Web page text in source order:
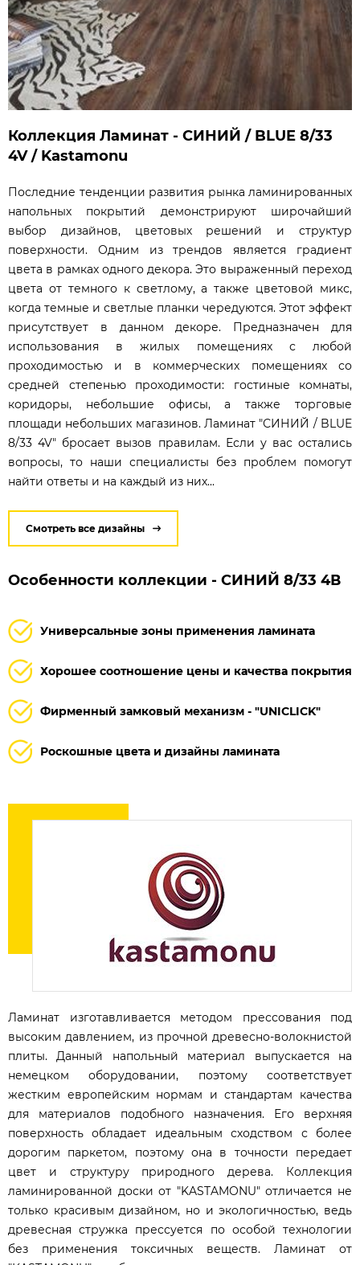
Коллекция Ламинат - СИНИЙ / BLUE 8/33
4V / Kastamonu
Последние тенденции развития рынка ламинированных
напольных покрытий демонстрируют широчайший
выбор дизайнов, цветовых решений и структур
поверхности. Одним из трендов является градиент
цвета в рамках одного декора. Это выраженный переход
цвета от темного к светлому, а также цветовой микс,
когда темные и светлые планки чередуются. Этот эффект
присутствует в данном декоре. Предназначен для
использования в жилых помещениях с любой
проходимостью и в коммерческих помещениях со
средней степенью проходимости: гостиные комнаты,
коридоры, небольшие офисы, а также торговые
площади небольших магазинов. Ламинат "СИНИЙ / BLUE
8/33 4V" бросает вызов правилам. Если у вас остались
вопросы, то наши специалисты без проблем помогут
найти ответы и на каждый из них...
Смотреть все дизайны
Особенности коллекции - СИНИЙ 8/33 4В
Универсальные зоны применения ламината
Хорошее соотношение цены и качества покрытия
Фирменный замковый механизм - "UNICLICK"
Роскошные цвета и дизайны ламината
Ламинат изготавливается методом прессования под
высоким давлением, из прочной древесно-волокнистой
плиты. Данный напольный материал выпускается на
немецком оборудовании, поэтому соответствует
жестким европейским нормам и стандартам качества
для материалов подобного назначения. Его верхняя
поверхность обладает идеальным сходством с более
дорогим паркетом, поэтому она в точности передает
цвет и структуру природного дерева. Коллекция
ламинированной доски от "KASTAMONU" отличается не
только красивым дизайном, но и экологичностью, ведь
древесная стружка прессуется по особой технологии
без применения токсичных веществ. Ламинат от